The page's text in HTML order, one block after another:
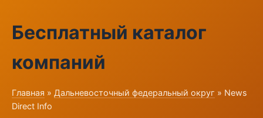
Бесплатный каталог
компаний
Главная » Дальневосточный федеральный округ » News
Direct Info